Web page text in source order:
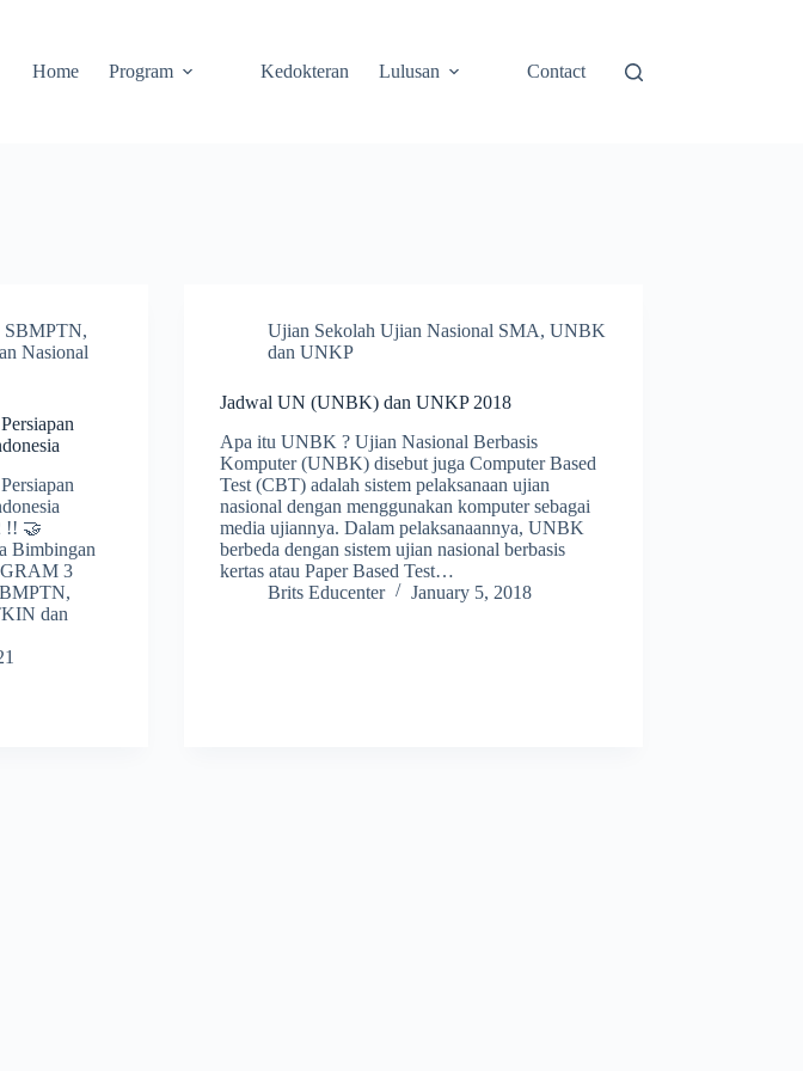
Home
Program Kedokteran Lulusan Contact
SBMPTN,
Nasional
!! 🤝
3
dan
Ujian Sekolah Ujian Nasional SMA,UNBK
dan UNKP
Jadwal UN (UNBK) dan UNKP 2018
Apa itu UNBK ? Ujian Nasional Berbasis
Komputer (UNBK) disebut juga Computer Based
Test (CBT) adalah sistem pelaksanaan ujian
nasional dengan menggunakan komputer sebagai
media ujiannya. Dalam pelaksanaannya, UNBK
berbeda dengan sistem ujian nasional berbasis
kertas atau Paper Based Test…
Brits Educenter
January 5, 2018